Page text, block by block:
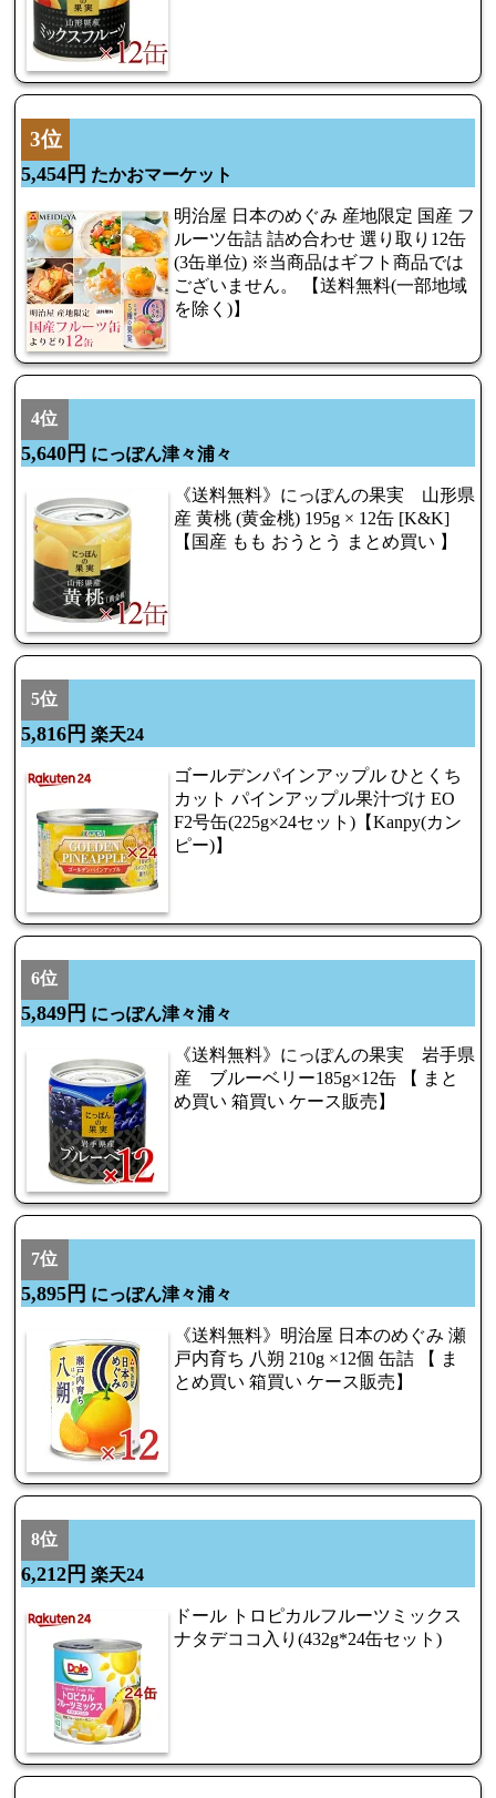
3位
5,454円 たかおマーケット
明治屋 日本のめぐみ 産地限定 国産 フ
ルーツ缶詰 詰め合わせ 選り取り12缶
(3缶単位) ※当商品はギフト商品では
ございません。 【送料無料(一部地域
を除く)】
4位
5,640円 にっぽん津々浦々
《送料無料》にっぽんの果実 山形県
産 黄桃 (黄金桃) 195g × 12缶 [K&K]
【国産 もも おうとう まとめ買い 】
5位
5,816円 楽天24
ゴールデンパインアップル ひとくち
カット パインアップル果汁づけ EO
F2号缶(225g×24セット)【Kanpy(カン
ピー)】
6位
5,849円 にっぽん津々浦々
《送料無料》にっぽんの果実 岩手県
産 ブルーベリー185g×12缶 【 まと
め買い 箱買い ケース販売】
7位
5,895円 にっぽん津々浦々
《送料無料》明治屋 日本のめぐみ 瀬
戸内育ち 八朔 210g ×12個 缶詰 【 ま
とめ買い 箱買い ケース販売】
8位
6,212円 楽天24
ドール トロピカルフルーツミックス
ナタデココ入り(432g*24缶セット)